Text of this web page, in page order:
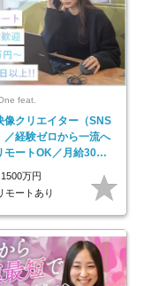
feat.
像クリエイター（SNS
／経験ゼロから一流へ
モートOK／月給30万
休130日以上
万円
モートあり